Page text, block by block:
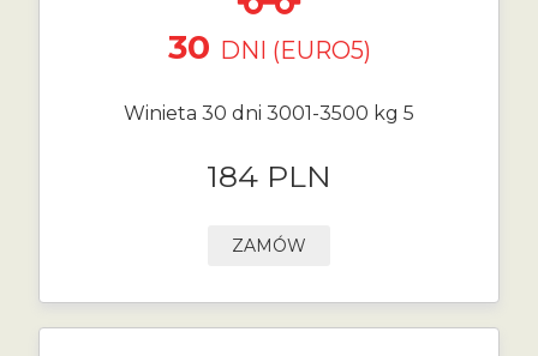
30 DNI (EURO5)
Winieta 30 dni 3001-3500 kg 5
184 PLN
ZAMÓW